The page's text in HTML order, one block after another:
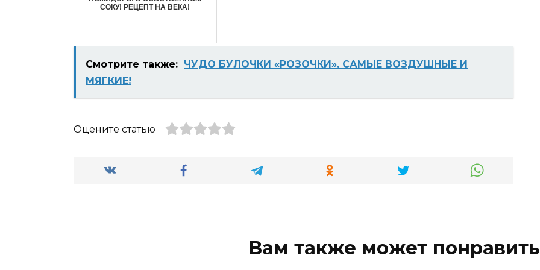
СОКУ! РЕЦЕПТ НА ВЕКА!
Смотрите также: ЧУДО БУЛОЧКИ «РОЗОЧКИ». САМЫЕ ВОЗДУШНЫЕ И
МЯГКИЕ!
Оцените статью
Вам также может